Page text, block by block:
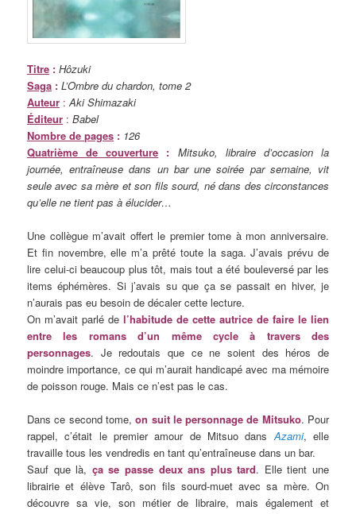
Titre : Hôzuki
Saga : L’Ombre du chardon, tome 2
Auteur :Aki Shimazaki
Éditeur : Babel
Nombre de pages : 126
Quatrième de couverture : Mitsuko, libraire d’occasion la
journée, entraîneuse dans un bar une soirée par semaine, vit
seule avec sa mère et son fils sourd, né dans des circonstances
qu’elle ne tient pas à élucider…
Une collègue m’avait offert le premier tome à mon anniversaire.
Et fin novembre, elle m’a prêté toute la saga. J’avais prévu de
lire celui-ci beaucoup plus tôt, mais tout a été bouleversé par les
items éphémères. Si j’avais su que ça se passait en hiver, je
n’aurais pas eu besoin de décaler cette lecture.
On m’avait parlé del’habitude de cette autrice de faire le lien
entre les romans d’un même cycle à travers des
personnages. Je redoutais que ce ne soient des héros de
moindre importance, ce qui m’aurait handicapé avec ma mémoire
de poisson rouge. Mais ce n’est pas le cas.
Dans ce second tome, on suit le personnage de Mitsuko. Pour
rappel, c’était le premier amour de Mitsuo dansAzami, elle
travaille tous les vendredis en tant qu’entraîneuse dans un bar.
Sauf que là, ça se passe deux ans plus tard. Elle tient une
librairie et élève Tarô, son fils sourd-muet avec sa mère. On
découvre sa vie, son métier de libraire, mais également et